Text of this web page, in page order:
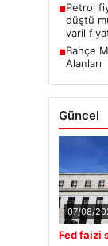
■Petrol
düştü
varil
■Bahçe
Alanları
Güncel
07/08/
Fed faizi